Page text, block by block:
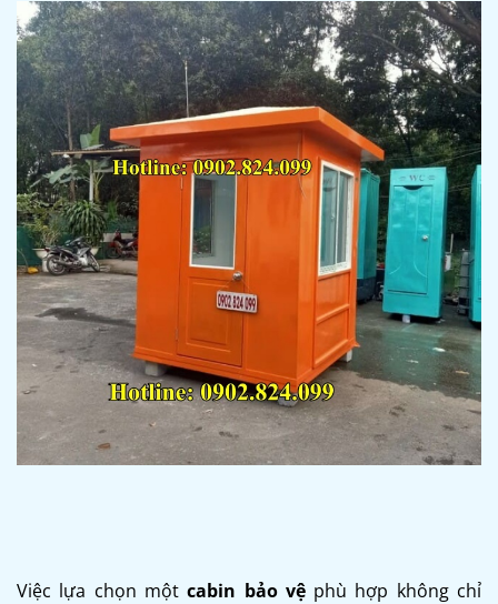
Việc lựa chọn mộtcabin bảo vệphù hợp không chỉ